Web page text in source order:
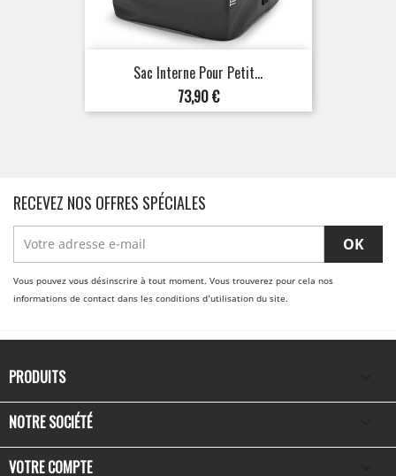
Sac Interne Pour Petit...
Prix
73,90 €
RECEVEZ NOS OFFRES SPÉCIALES
Vous pouvez vous désinscrire à tout moment. Vous trouverez pour cela nos
informations de contact dans les conditions d'utilisation du site.
PRODUITS
NOTRE SOCIÉTÉ
VOTRE COMPTE